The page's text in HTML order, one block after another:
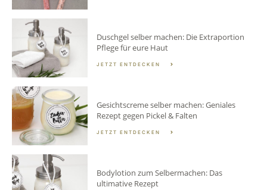
Duschgel selber machen: Die Extraportion
Pflege für eure Haut
JETZT ENTDECKEN
Gesichtscreme selber machen: Geniales
Rezept gegen Pickel & Falten
JETZT ENTDECKEN
Bodylotion zum Selbermachen: Das
ultimative Rezept